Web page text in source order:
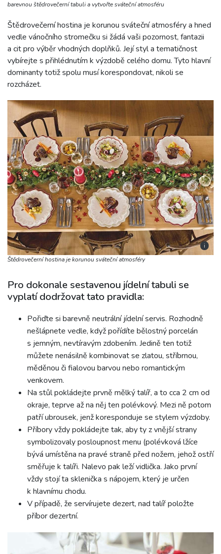
barevnou štědrovečerní tabuli a vytvořte sváteční atmosféru
Štědrovečerní hostina je korunou sváteční atmosféry a hned
vedle vánočního stromečku si žádá vaši pozornost, fantazii
a cit pro výběr vhodných doplňků. Její styl a tematičnost
vybírejte s přihlédnutím k výzdobě celého domu. Tyto hlavní
dominanty totiž spolu musí korespondovat, nikoli se
rozcházet.
i
Štědrovečerní hostina je korunou sváteční atmosféry
Pro dokonale sestavenou jídelní tabuli se
vyplatí dodržovat tato pravidla:
Pořiďte si barevně neutrální jídelní servis. Rozhodně
nešlápnete vedle, když pořídíte bělostný porcelán
s jemným, nevtíravým zdobením. Jedině ten totiž
můžete nenásilně kombinovat se zlatou, stříbrnou,
měděnou či fialovou barvou nebo romantickým
venkovem.
Na stůl pokládejte prvně mělký talíř, a to cca 2 cm od
okraje, teprve až na něj ten polévkový. Mezi ně potom
patří ubrousek, jenž koresponduje se stylem výzdoby.
Příbory vždy pokládejte tak, aby ty z vnější strany
symbolizovaly posloupnost menu (polévková lžíce
bývá umístěna na pravé straně před nožem, jehož ostří
směřuje k talíři. Nalevo pak leží vidlička. Jako první
vždy stojí ta sklenička s nápojem, který je určen
k hlavnímu chodu.
V případě, že servírujete dezert, nad talíř položte
příbor dezertní.